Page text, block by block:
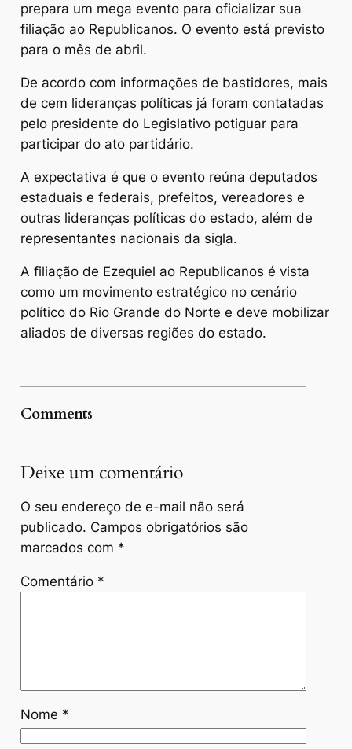
prepara um mega evento para oficializar sua
filiação ao Republicanos. O evento está previsto
para o mês de abril.
De acordo com informações de bastidores, mais
de cem lideranças políticas já foram contatadas
pelo presidente do Legislativo potiguar para
participar do ato partidário.
A expectativa é que o evento reúna deputados
estaduais e federais, prefeitos, vereadores e
outras lideranças políticas do estado, além de
representantes nacionais da sigla.
A filiação de Ezequiel ao Republicanos é vista
como um movimento estratégico no cenário
político do Rio Grande do Norte e deve mobilizar
aliados de diversas regiões do estado.
Comments
Deixe um comentário
O seu endereço de e-mail não será
publicado. Campos obrigatórios são
marcados com *
Comentário *
Nome *